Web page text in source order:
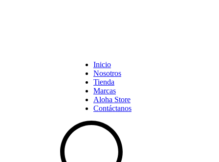
Inicio
Nosotros
Tienda
Marcas
Aloha Store
Contáctanos